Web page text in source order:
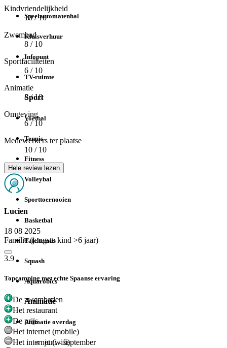
Speelautomatenhal
Kluisverhuur
Infopunt
TV-ruimte
Sport
Voetbal
Tennis
Fitness
Volleybal
Sporttoernooien
Basketbal
Tafeltennis
Squash
Aquarobics
Animatie
Animatie overdag
juni - september
Kindvriendelijkheid
10/ 10
Zwembad
8 / 10
Sportfaciliteiten
6 / 10
Animatie
8/ 10
Omgeving
6/ 10
Medewerkers ter plaatse
10 / 10
Hele review lezen
Lucien
18 08 2025
Familie (jongste kind >6 jaar)
3.9
Topcamping met echte Spaanse ervaring
De zwembaden
Het restaurant
De prijs
Het internet (mobile)
Het internet (wifi)